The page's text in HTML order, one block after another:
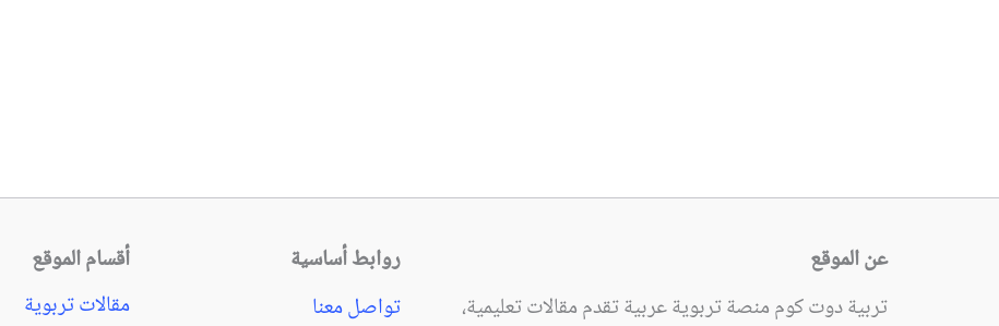
عن الموقع
تربية دوت كوم منصة تربوية عربية تقدم مقالات تعليمية،
روابط أساسية
تواصل معنا
أقسام الموقع
مقالات تربوية